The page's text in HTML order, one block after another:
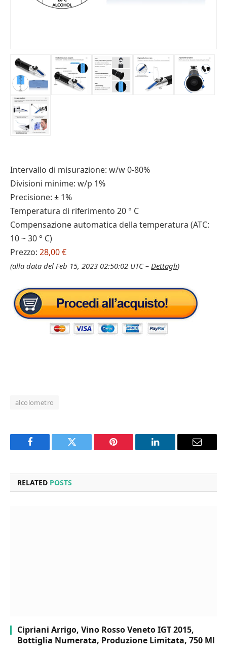
Intervallo di misurazione: w/w 0-80%
Divisioni minime: w/p 1%
Precisione: ± 1%
Temperatura di riferimento 20 ° C
Compensazione automatica della temperatura (ATC:
10 ~ 30 ° C)
Prezzo: 28,00 €
(alla data del Feb 15, 2023 02:50:02 UTC – Dettagli)
alcolometro
Facebook Twitter Pinterest LinkedIn Email
RELATED POSTS
Cipriani Arrigo, Vino Rosso Veneto IGT 2015,
Bottiglia Numerata, Produzione Limitata, 750 Ml